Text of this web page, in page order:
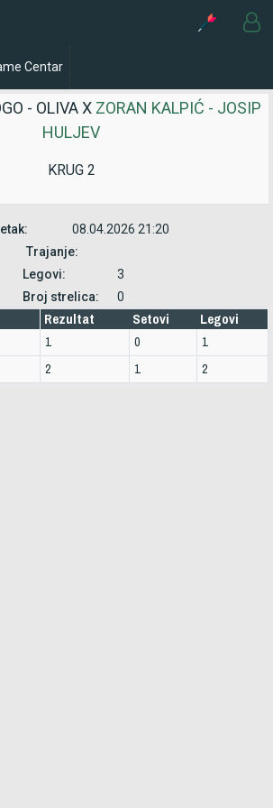
Centar
- OLIVA X ZORAN KALPIĆ - JOSIP
HULJEV
KRUG 2
08.04.2026 21:20
Trajanje:
Legovi:
3
Broj strelica:
0
Rezultat Setovi Legovi
1 0
1
2 1 2